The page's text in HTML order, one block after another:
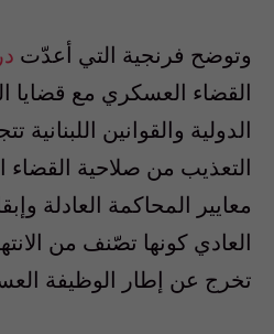
وتوضح فرنجية التي أعدّت
القضاء العسكري مع قضايا
الدولية والقوانين اللبنانية
التعذيب من صلاحية القضاء
معايير المحاكمة العادلة
العادي كونها تصّنف من
تخرج عن إطار الوظيفة